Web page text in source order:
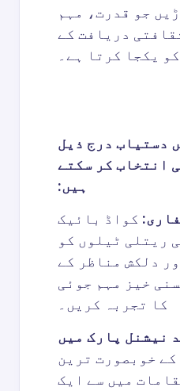
جو قدرت، مہم
دریافت کے
یکجا کرتا ہے۔
دستیاب درج ذیل
انتخاب کر سکتے
ہیں:
: کواڈ بائیک
ریتلی ٹیلوں کو
دلکش مناظر کے
خیز مہم جوئی
کا تجربہ کریں۔
نیشنل پارک میں
کے خوبصورت ترین
میں سے ایک